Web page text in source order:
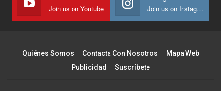
Join us on Youtube Join us on Instagram
Quiénes Somos Contacta Con Nosotros
Mapa Web
Publicidad
Suscríbete